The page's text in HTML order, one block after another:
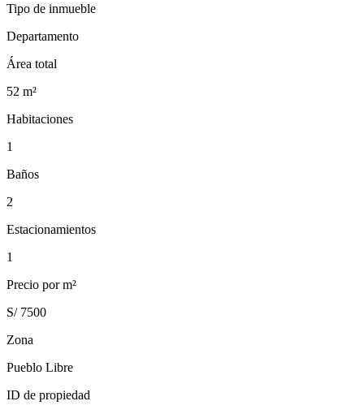
Tipo de inmueble
Departamento
Área total
52 m²
Habitaciones
1
Baños
2
Estacionamientos
1
Precio por m²
S/ 7500
Zona
Pueblo Libre
ID de propiedad